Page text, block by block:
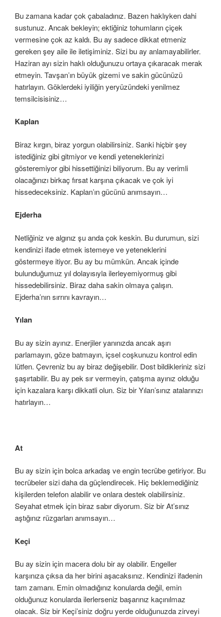
Bu zamana kadar çok çabaladınız. Bazen haklıyken dahi
sustunuz. Ancak bekleyin; ektiğiniz tohumların çiçek
vermesine çok az kaldı. Bu ay sadece dikkat etmeniz
gereken şey aile ile iletişiminiz. Sizi bu ay anlamayabilirler.
Haziran ayı sizin haklı olduğunuzu ortaya çıkaracak merak
etmeyin. Tavşan’ın büyük gizemi ve sakin gücünüzü
hatırlayın. Göklerdeki iyiliğin yeryüzündeki yenilmez
temsilcisisiniz…
Kaplan
Biraz kırgın, biraz yorgun olabilirsiniz. Sanki hiçbir şey
istediğiniz gibi gitmiyor ve kendi yeteneklerinizi
gösteremiyor gibi hissettiğinizi biliyorum. Bu ay verimli
olacağınızı birkaç fırsat karşına çıkacak ve çok iyi
hissedeceksiniz. Kaplan’ın gücünü anımsayın…
Ejderha
Netliğiniz ve algınız şu anda çok keskin. Bu durumun, sizi
kendinizi ifade etmek istemeye ve yeteneklerini
göstermeye itiyor. Bu ay bu mümkün. Ancak içinde
bulunduğumuz yıl dolayısıyla ilerleyemiyormuş gibi
hissedebilirsiniz. Biraz daha sakin olmaya çalışın.
Ejderha’nın sırrını kavrayın…
Yılan
Bu ay sizin ayınız. Enerjiler yanınızda ancak aşırı
parlamayın, göze batmayın, içsel coşkunuzu kontrol edin
lütfen. Çevreniz bu ay biraz değişebilir. Dost bildikleriniz sizi
şaşırtabilir. Bu ay pek sır vermeyin, çatışma ayınız olduğu
için kazalara karşı dikkatli olun. Siz bir Yılan’sınız atalarınızı
hatırlayın…
At
Bu ay sizin için bolca arkadaş ve engin tecrübe getiriyor. Bu
tecrübeler sizi daha da güçlendirecek. Hiç beklemediğiniz
kişilerden telefon alabilir ve onlara destek olabilirsiniz.
Seyahat etmek için biraz sabır diyorum. Siz bir At’sınız
aştığınız rüzgarları anımsayın…
Keçi
Bu ay sizin için macera dolu bir ay olabilir. Engeller
karşınıza çıksa da her birini aşacaksınız. Kendinizi ifadenin
tam zamanı. Emin olmadığınız konularda değil, emin
olduğunuz konularda ilerlerseniz başarınız kaçınılmaz
olacak. Siz bir Keçi’siniz doğru yerde olduğunuzda zirveyi